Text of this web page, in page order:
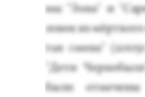
мы "Зо­на" и
ловек из
тая сме­на"
"Де­ти
бы­ли